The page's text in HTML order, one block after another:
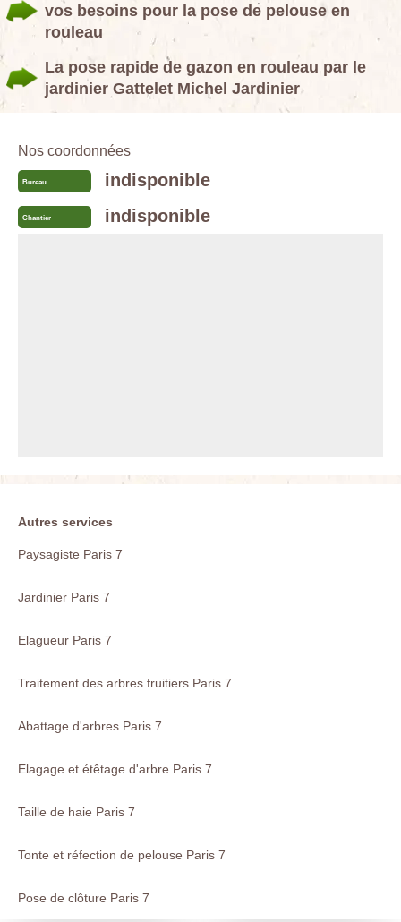
vos besoins pour la pose de pelouse en
rouleau
La pose rapide de gazon en rouleau par le
jardinier Gattelet Michel Jardinier
Nos coordonnées
Bureau indisponible
Chantier indisponible
Autres services
Paysagiste Paris 7
Jardinier Paris 7
Elagueur Paris 7
Traitement des arbres fruitiers Paris 7
Abattage d'arbres Paris 7
Elagage et étêtage d'arbre Paris 7
Taille de haie Paris 7
Tonte et réfection de pelouse Paris 7
Pose de clôture Paris 7